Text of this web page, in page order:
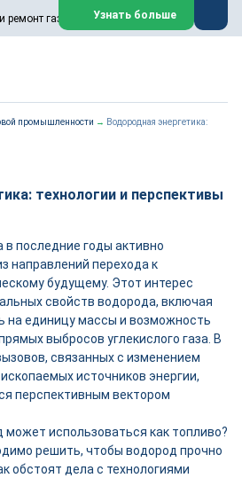
ремонт газовых паровых турбин
сервисом газовых и паровых
восстановлением,
оборудования ТЭС,
нефтехимических,
предприятиях.
ИНН 7802588950
Узнать больше
промышленности → Водородная энергетика:
технологии и перспективы
в последние годы активно
направлений перехода к
будущему. Этот интерес
свойств водорода, включая
на единицу массы и возможность
выбросов углекислого газа. В
связанных с изменением
источников энергии,
перспективным вектором
использоваться как топливо?
решить, чтобы водород прочно
обстоят дела с технологиями